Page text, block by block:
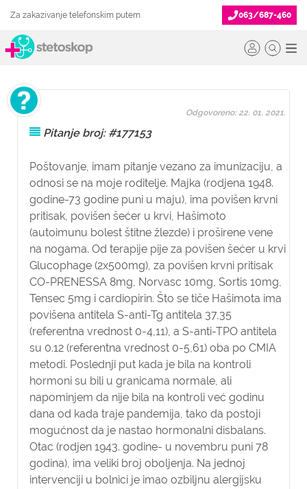
Za zakazivanje telefonskim putem 063/687-460
Pitanje broj: #177153
Poštovanje, imam pitanje vezano za imunizaciju, a
odnosi se na moje roditelje. Majka (rodjena 1948.
godine-73 godine puni u maju), ima povišen krvni
pritisak, povišen šećer u krvi, Hašimoto
(autoimunu bolest štitne žlezde) i proširene vene
na nogama. Od terapije pije za povišen šećer u krvi
Glucophage (2x500mg), za povišen krvni pritisak
CO-PRENESSA 8mg, Norvasc 10mg, Sortis 10mg,
Tensec 5mg i cardiopirin. Što se tiče Hašimota ima
povišena antitela S-anti-Tg antitela 37,35
(referentna vrednost 0-4,11), a S-anti-TPO antitela
su 0.12 (referentna vrednost 0-5,61) oba po CMIA
metodi. Poslednji put kada je bila na kontroli
hormoni su bili u granicama normale, ali
napominjem da nije bila na kontroli već godinu
dana od kada traje pandemija, tako da postoji
mogućnost da je nastao hormonalni disbalans.
Otac (rodjen 1943. godine- u novembru puni 78
godina), ima veliki broj oboljenja. Na jednoj
intervenciji u bolnici je imao ozbiljnu alergijsku
Odgovoreno: 22. 01. 2021.